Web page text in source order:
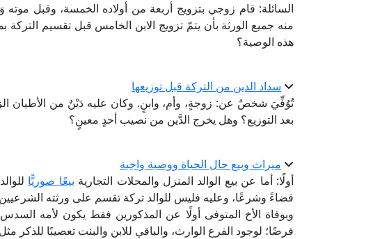
السائلة: قام زوجي بتزويج أربعة من أولاده الخمسة، وقبل
منه جميع الورثة بأن يتمّ تزويج الابن الخامس قبل تقسيم
هذه الوصية؟
سداد الدين من التركة قبل توزيعها
تُوُفِّيَ شخصٌ عن: زوجةٍ، وأم، وابنٍ. وكان عليه دَيْنٌ من الأطيان
بعد التوزيع؟ وهل يخرج الدَّين من نصيب أحدٍ معينٍ؟
ميراث وبيع حال الحياة ووصية واجبة
أولًا: أما عن بيع الوالد المنزل والمحلات التجارية بيعًا صوريًّا
قضاءً وشرعًا، وعليه فليس للوالد تركة تقسم على ورثته
وبوفاة الأخ المتوفى أولًا عن المذكورين فقط يكون لأمه
فرضًا؛ لوجود الفرع الوارث، والباقي للابن والبنت تعصيبًا